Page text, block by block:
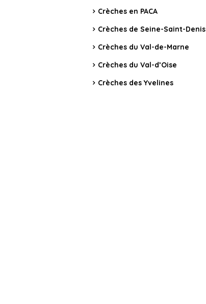
Crèches en PACA
Crèches de Seine-Saint-Denis
Crèches du Val-de-Marne
Crèches du Val-d’Oise
Crèches des Yvelines